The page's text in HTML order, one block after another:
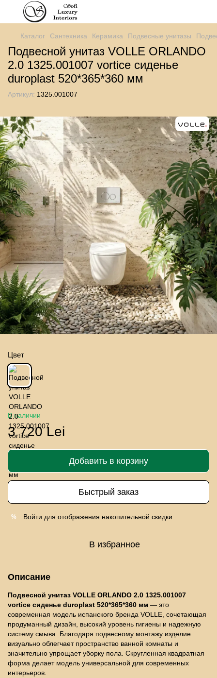
Каталог Сантехника Керамика Подвесные унитазы
Подвесной унитаз VOLLE ORLANDO
2.0 1325.001007 vortice сиденье
duroplast 520*365*360 мм
Артикул: 1325.001007
Цвет
В наличии
3 720 Lei
Добавить в корзину
Быстрый заказ
% Войти для отображения накопительной скидки
В избранное
Описание
Подвесной унитаз VOLLE ORLANDO 2.0 1325.001007
vortice сиденье duroplast 520*365*360 мм — это
современная модель испанского бренда VOLLE, сочетающая
продуманный дизайн, высокий уровень гигиены и надежную
систему смыва. Благодаря подвесному монтажу изделие
визуально облегчает пространство ванной комнаты и
значительно упрощает уборку пола. Скругленная квадратная
форма делает модель универсальной для современных
интерьеров.